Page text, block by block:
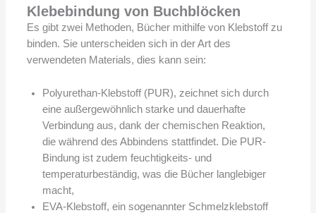
Klebebindung von Buchblöcken
Es gibt zwei Methoden, Bücher mithilfe von Klebstoff zu
binden. Sie unterscheiden sich in der Art des
verwendeten Materials, dies kann sein:
Polyurethan-Klebstoff (PUR), zeichnet sich durch
eine außergewöhnlich starke und dauerhafte
Verbindung aus, dank der chemischen Reaktion,
die während des Abbindens stattfindet. Die PUR-
Bindung ist zudem feuchtigkeits- und
temperaturbeständig, was die Bücher langlebiger
macht,
EVA-Klebstoff, ein sogenannter Schmelzklebstoff